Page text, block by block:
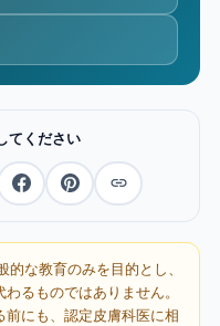
てください
的な教育のみを目的とし、
るものではありません。
にも、認定皮膚科医に相